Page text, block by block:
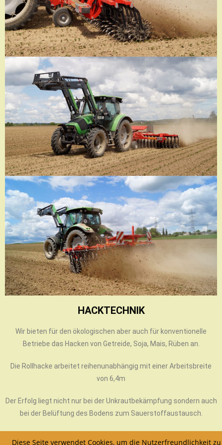
HACKTECHNIK
Wir bieten für den ökologischen aber auch für konventionelle
Betriebe das Hacken von Getreide, Soja, Mais, Rüben an.
Die Rollhacke arbeitet reihenunabhängig mit einer Arbeitsbreite
von 6,4m
Der Erfolg liegt nicht nur bei der Unkrautbekämpfung sondern auch
bei der Belüftung des Bodens zum Sauerstoffaustausch.
Diese Seite verwendet Cookies, um die Nutzerfreundlichkeit zu